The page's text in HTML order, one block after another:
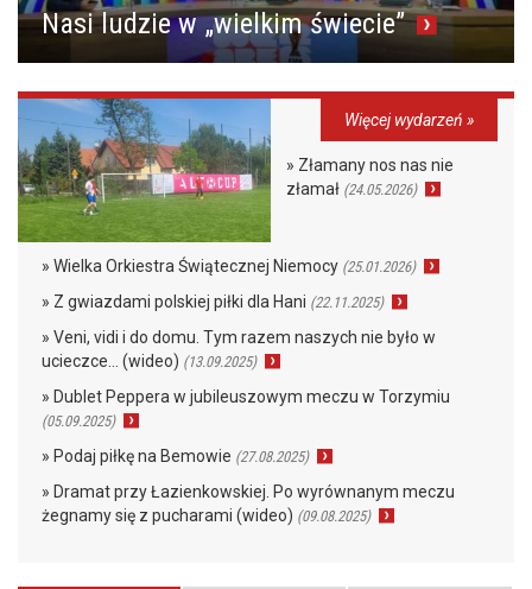
Nasi ludzie w „wielkim świecie”
Więcej wydarzeń »
» Złamany nos nas nie
złamał (24.05.2026)
» Wielka Orkiestra Świątecznej Niemocy (25.01.2026)
» Z gwiazdami polskiej piłki dla Hani (22.11.2025)
» Veni, vidi i do domu. Tym razem naszych nie było w
ucieczce… (wideo) (13.09.2025)
» Dublet Peppera w jubileuszowym meczu w Torzymiu
(05.09.2025)
» Podaj piłkę na Bemowie (27.08.2025)
» Dramat przy Łazienkowskiej. Po wyrównanym meczu
żegnamy się z pucharami (wideo) (09.08.2025)